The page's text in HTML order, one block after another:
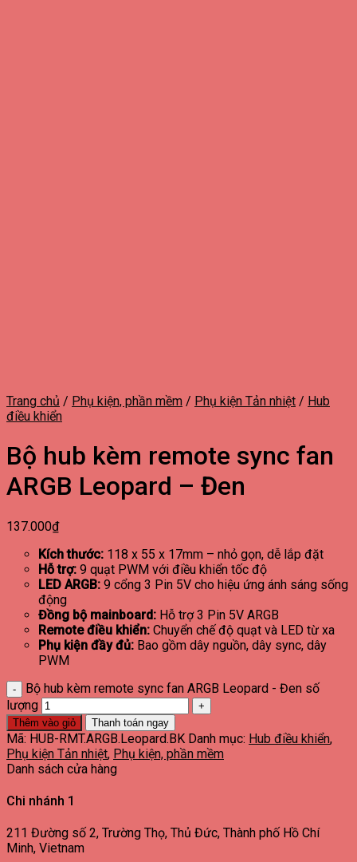
Trang chủ / Phụ kiện, phần mềm / Phụ kiện Tản nhiệt / Hub
điều khiển
Bộ hub kèm remote sync fan
ARGB Leopard – Đen
137.000₫
Kích thước: 118 x 55 x 17mm – nhỏ gọn, dễ lắp đặt
Hỗ trợ: 9 quạt PWM với điều khiển tốc độ
LED ARGB: 9 cổng 3 Pin 5V cho hiệu ứng ánh sáng sống
động
Đồng bộ mainboard: Hỗ trợ 3 Pin 5V ARGB
Remote điều khiển: Chuyển chế độ quạt và LED từ xa
Phụ kiện đầy đủ: Bao gồm dây nguồn, dây sync, dây
PWM
Bộ hub kèm remote sync fan ARGB Leopard - Đen số
lượng
Thêm vào giỏ Thanh toán ngay
Mã: HUB-RMT.ARGB.Leopard.BK Danh mục: Hub điều khiển,
Phụ kiện Tản nhiệt, Phụ kiện, phần mềm
Danh sách cửa hàng
Chi nhánh 1
211 Đường số 2, Trường Thọ, Thủ Đức, Thành phố Hồ Chí
Minh, Vietnam